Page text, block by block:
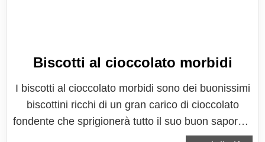
Biscotti al cioccolato morbidi
I biscotti al cioccolato morbidi sono dei buonissimi
biscottini ricchi di un gran carico di cioccolato
fondente che sprigionerà tutto il suo buon sapore e
il suo meraviglioso profumo. Si preparano in